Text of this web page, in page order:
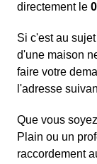
directement le
Si c'est au
d'une maison
faire votre
l'adresse
Que vous
Plain ou un
raccordement